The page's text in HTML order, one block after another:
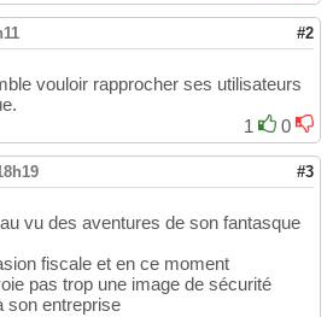
#2
vouloir rapprocher ses utilisateurs
1
0
#3
vu des aventures de son fantasque
fiscale et en ce moment
pas trop une image de sécurité
son entreprise